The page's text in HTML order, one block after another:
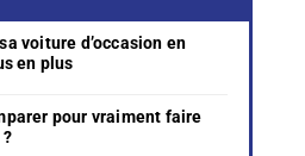
voiture d’occasion en
en plus
pour vraiment faire